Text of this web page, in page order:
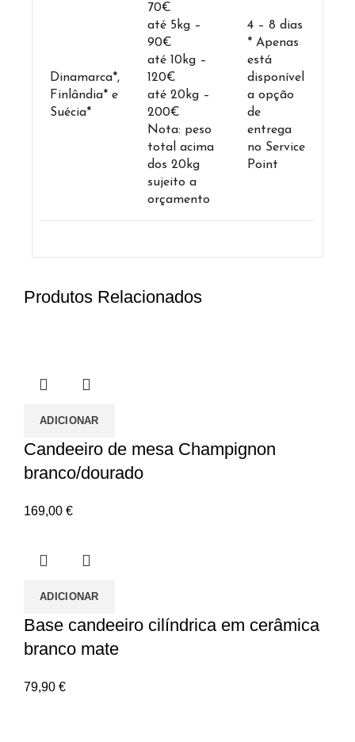
Dinamarca*,
Finlândia* e
Suécia*
70€
até 5kg –
90€
até 10kg –
120€
até 20kg –
200€
Nota: peso
total acima
dos 20kg
sujeito a
orçamento
4 – 8 dias
* Apenas
está
disponível
a opção
de
entrega
no Service
Point
Produtos Relacionados
ADICIONAR
Candeeiro de mesa Champignon
branco/dourado
169,00 €
ADICIONAR
Base candeeiro cilíndrica em cerâmica
branco mate
79,90 €